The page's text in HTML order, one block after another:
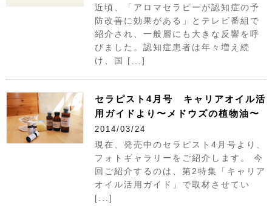
近頃、「アロマセラピーが認知症の予
防改善に効果がある」とテレビ番組で
紹介され、一般層にも大きな反響を呼
びました。認知症患者は年々増え続
け、国 [...]
セラピスト4月号 キャリアオイル活
用ガイドより〜メドウズの植物油〜
2014/03/24
現在、発売中のセラピスト4月号より、
フォトギャラリーをご紹介します。 今
回ご紹介するのは、第2特集「キャリア
オイル活用ガイド」で取材させてい
[...]